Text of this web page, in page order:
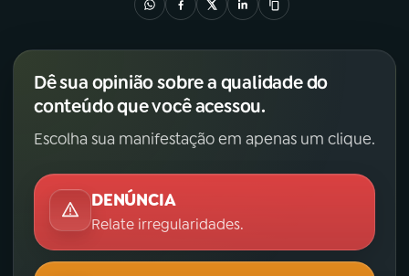
Dê sua opinião sobre a qualidade do
conteúdo que você acessou.
Escolha sua manifestação em apenas um clique.
DENÚNCIA
Relate irregularidades.